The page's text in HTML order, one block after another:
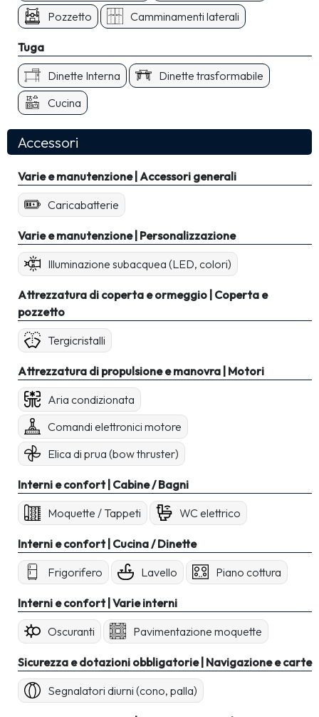
Pozzetto
Camminamenti laterali
Tuga
Dinette Interna
Dinette trasformabile
Cucina
Accessori
Varie e manutenzione | Accessori generali
Caricabatterie
Varie e manutenzione | Personalizzazione
Illuminazione subacquea (LED, colori)
Attrezzatura di coperta e ormeggio | Coperta e
pozzetto
Tergicristalli
Attrezzatura di propulsione e manovra | Motori
Aria condizionata
Comandi elettronici motore
Elica di prua (bow thruster)
Interni e confort | Cabine / Bagni
Moquette / Tappeti
WC elettrico
Interni e confort | Cucina / Dinette
Frigorifero
Lavello Piano cottura
Interni e confort | Varie interni
Oscuranti
Pavimentazione moquette
Sicurezza e dotazioni obbligatorie | Navigazione e carte
Segnalatori diurni (cono, palla)